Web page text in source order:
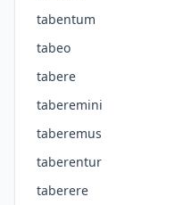
tabentum
tabeo
tabere
taberemini
taberemus
taberentur
taberere